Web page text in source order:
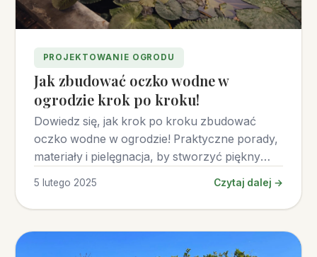
PROJEKTOWANIE OGRODU
Jak zbudować oczko wodne w
ogrodzie krok po kroku!
Dowiedz się, jak krok po kroku zbudować
oczko wodne w ogrodzie! Praktyczne porady,
materiały i pielęgnacja, by stworzyć piękny
5 lutego 2025 Czytaj dalej →